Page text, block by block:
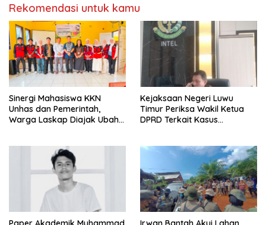
Rekomendasi untuk kamu
Sinergi Mahasiswa KKN
Unhas dan Pemerintah,
Warga Laskap Diajak Ubah
Kejaksaan Negeri Luwu
Timur Periksa Wakil Ketua
DPRD Terkait Kasus